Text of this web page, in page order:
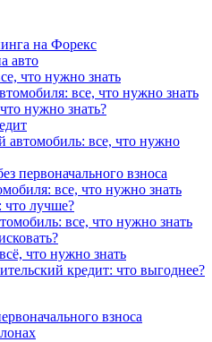
на Форекс
авто
что нужно знать
все, что нужно знать
нужно знать?
все, что нужно
первоначального взноса
все, что нужно знать
что лучше?
все, что нужно знать
что нужно знать
кредит: что выгоднее?
взноса